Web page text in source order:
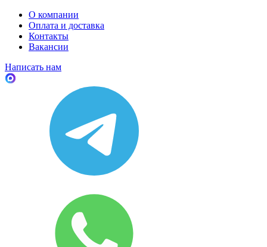
О компании
Оплата и доставка
Контакты
Вакансии
Написать нам